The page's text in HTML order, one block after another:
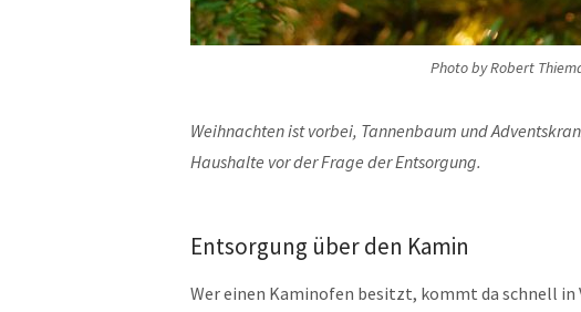
Photo by Robert
Weihnachten ist vorbei, Tannenbaum und
Haushalte vor der Frage der Entsorgung.
Entsorgung über den Kamin
Wer einen Kaminofen besitzt, kommt da schnell in